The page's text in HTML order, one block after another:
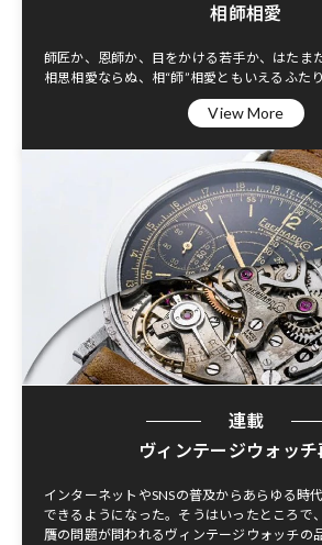
相師相愛
師匠か、恩師か、目をかける若手か、はたま
相思相愛ならぬ、相“師”相愛ともいえるふた
View More
連載
ヴィンテージウォッチ
インターネットやSNSの普及からあらゆる時
できるようになった。そうはいったところで
贋の問題が問われるヴィンテージウォッチの